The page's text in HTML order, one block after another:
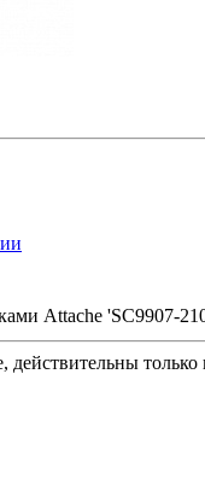
Attache 'SC9907-
только